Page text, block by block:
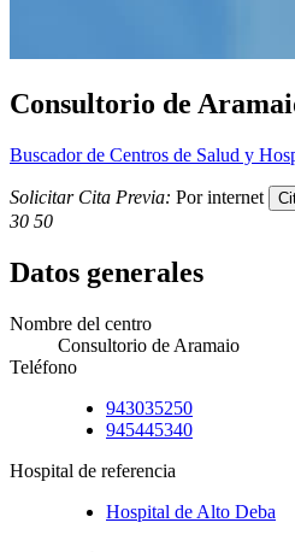
Consultorio de
Buscador de Centros de Salud y
Solicitar Cita Previa: Por internet
30 50
Datos generales
Nombre del centro
Consultorio de Aramaio
Teléfono
943035250
945445340
Hospital de referencia
Hospital de Alto Deba